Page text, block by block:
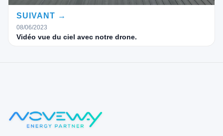
SUIVANT →
08/06/2023
Vidéo vue du ciel avec notre drone.